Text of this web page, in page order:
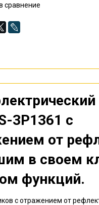
сравнение
3P1361 с
от
в своем
функций.
с отражением от